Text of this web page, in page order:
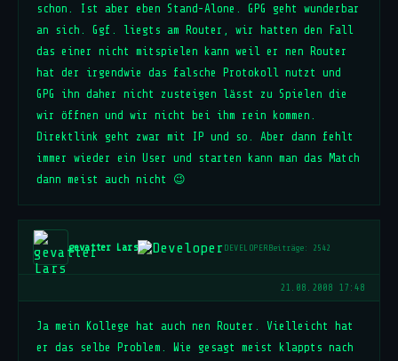
schon. Ist aber eben Stand-Alone. GPG geht wunderbar
an sich. Ggf. liegts am Router, wir hatten den Fall
das einer nicht mitspielen kann weil er nen Router
hat der irgendwie das falsche Protokoll nutzt und
GPG ihn daher nicht zusteigen lässt zu Spielen die
wir öffnen und wir nicht bei ihm rein kommen.
Direktlink geht zwar mit IP und so. Aber dann fehlt
immer wieder ein User und starten kann man das Match
dann meist auch nicht 😉
gevatter Lars DEVELOPERBeiträge: 2542
21.08.2008 17:48
Ja mein Kollege hat auch nen Router. Vielleicht hat
er das selbe Problem. Wie gesagt meist klappts nach